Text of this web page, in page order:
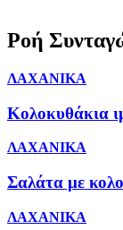
Ροή
ΛΑΧΑΝΙΚΑ
Κολοκυθάκια
ΛΑΧΑΝΙΚΑ
Σαλάτα με
ΛΑΧΑΝΙΚΑ